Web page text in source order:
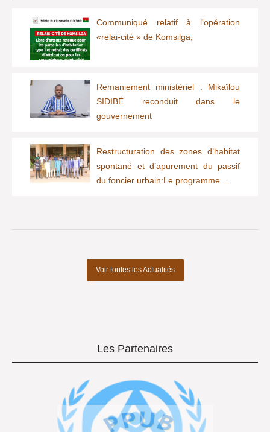
Communiqué relatif à l'opération
«relai-cité » de Komsilga,
Remaniement ministériel : Mikaïlou
SIDIBÉ reconduit dans le
gouvernement
Restructuration des zones d’habitat
spontané et d’apurement du passif
du foncier urbain:Le programme…
Voir toutes les Actualités
Les Partenaires